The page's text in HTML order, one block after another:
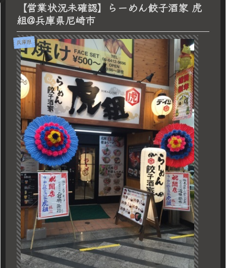
【営業状況未確認】らーめん餃子酒家 虎
組@兵庫県尼崎市
兵庫県